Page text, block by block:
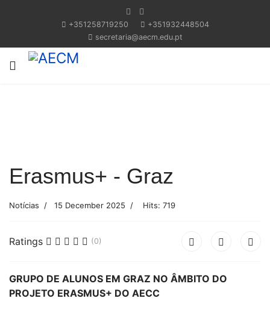
+351258719250
+351932448504
secretaria@aecm.edu.pt
Erasmus+ - Graz
Notícias 15 December 2025 Hits: 719
Ratings (0)
GRUPO DE ALUNOS EM GRAZ NO ÂMBITO DO
PROJETO ERASMUS+ DO AECC